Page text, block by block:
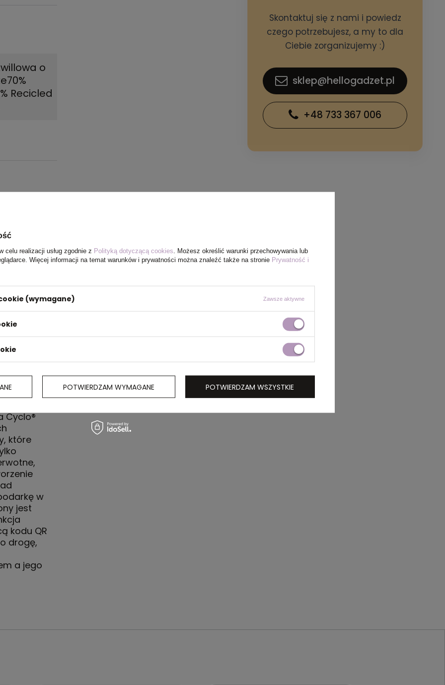
o
Recicled
z
głowy 58
i
Cyclo®
które
w
jest
kodu QR
drogę,
a jego
Skontaktuj się z nami i powiedz
czego potrzebujesz, a my to dla
Ciebie zorganizujemy :)
sklep@hellogadzet.pl
+48 733 367 006
celu realizacji usług zgodnie z Polityką dotyczącą cookies . Możesz określić warunki przechowywania lub
Więcej informacji na temat warunków i prywatności można znaleźć także na stronie Prywatność i
(wymagane) Zawsze aktywne
POTWIERDZAM WYMAGANE POTWIERDZAM WSZYSTKIE